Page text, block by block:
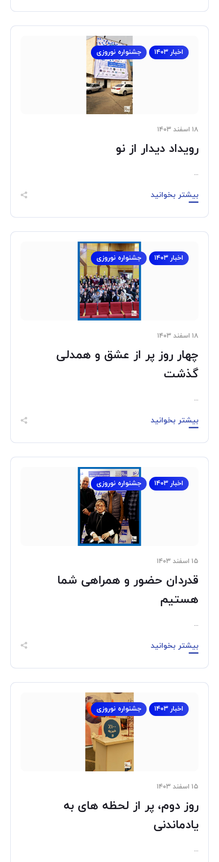
اخبار ۱۴۰۳ جشنواره نوروزی
۱۸ اسفند ۱۴۰۳
رویداد دیدار از نو
...
بیشتر بخوانید
اخبار ۱۴۰۳ جشنواره نوروزی
۱۸ اسفند ۱۴۰۳
چهار روز پر از عشق و همدلی
گذشت
...
بیشتر بخوانید
اخبار ۱۴۰۳ جشنواره نوروزی
۱۵ اسفند ۱۴۰۳
قدردان حضور و همراهی شما
هستیم
...
بیشتر بخوانید
اخبار ۱۴۰۳ جشنواره نوروزی
۱۵ اسفند ۱۴۰۳
روز دوم، پر از لحظه های به
یادماندنی
...